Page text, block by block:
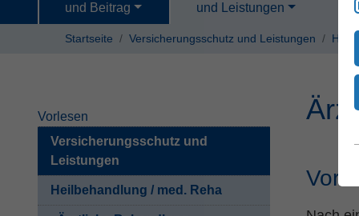
und Beitrag
und Leistungen
Startseite Versicherungsschutz und Leistungen
Vorlesen
Versicherungsschutz und
Leistungen
Heilbehandlung / med. Reha